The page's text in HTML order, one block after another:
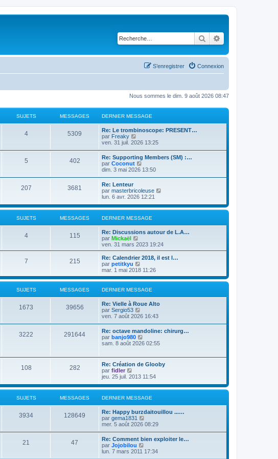
Rechercher
Connexion
S’enregistrer
Nous sommes le dim. 9 août 2026 08:47
SUJETS MESSAGES DERNIER MESSAGE
4 5309
Re: Le trombinoscope: PRESENT…
par Freaky
o
l
e
d
e
n
i
e
r
m
e
s
s
a
g
e
ven. 31 juil. 2026 13:25
5 402
Re: Supporting Members (SM) :…
par Coconut
o
e
d
e
r
n
i
e
m
s
s
a
g
e
dim. 3 mai 2026 13:50
207 3681
Re: Lenteur
par masterbricoleuse
r
d
e
n
i
e
e
s
lun. 6 avr. 2026 12:21
SUJETS MESSAGES DERNIER MESSAGE
4 115
Re: Discussions autour de L.A…
par Mickaël
o
i
r
l
e
e
r
n
i
e
r
m
e
s
s
a
ven. 31 mars 2023 19:24
7 215
Re: Calendrier 2018, il est l…
par petitkyu
o
i
r
l
e
n
i
e
r
m
a
g
e
mar. 1 mai 2018 11:26
SUJETS MESSAGES DERNIER MESSAGE
1673 39656
Re: Vielle à Roue Alto
par Sergio53
o
l
e
d
r
n
e
r
m
e
s
s
a
g
e
ven. 7 août 2026 16:43
3222 291644
Re: octave mandoline: chirurg…
par banjo980
o
e
d
e
r
n
i
e
r
m
e
s
a
g
e
sam. 8 août 2026 02:55
108 282
Re: Création de Glooby
par fidler
o
r
e
d
e
r
n
i
e
r
m
jeu. 25 juil. 2013 11:54
SUJETS MESSAGES DERNIER MESSAGE
3934 128649
Re: Happy burzdaitouillou ...…
par gema1831
o
r
l
e
d
mer. 5 août 2026 08:29
21 47
Re: Comment bien exploiter le…
par Jojobilou
o
lun. 7 mars 2011 17:34